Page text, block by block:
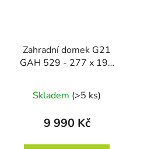
Zahradní domek G21
GAH 529 - 277 x 191
Skladem (>5 ks)
9 990 Kč